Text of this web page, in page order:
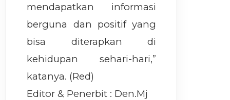
mendapatkan informasi
berguna dan positif yang
bisa diterapkan di
kehidupan sehari-hari,”
katanya. (Red)
Editor & Penerbit : Den.Mj